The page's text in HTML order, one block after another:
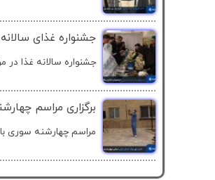
جشنواره غذای
جشنواره سالانه غذا در
برگزاری مراسم
مراسم چهارشنه سوری